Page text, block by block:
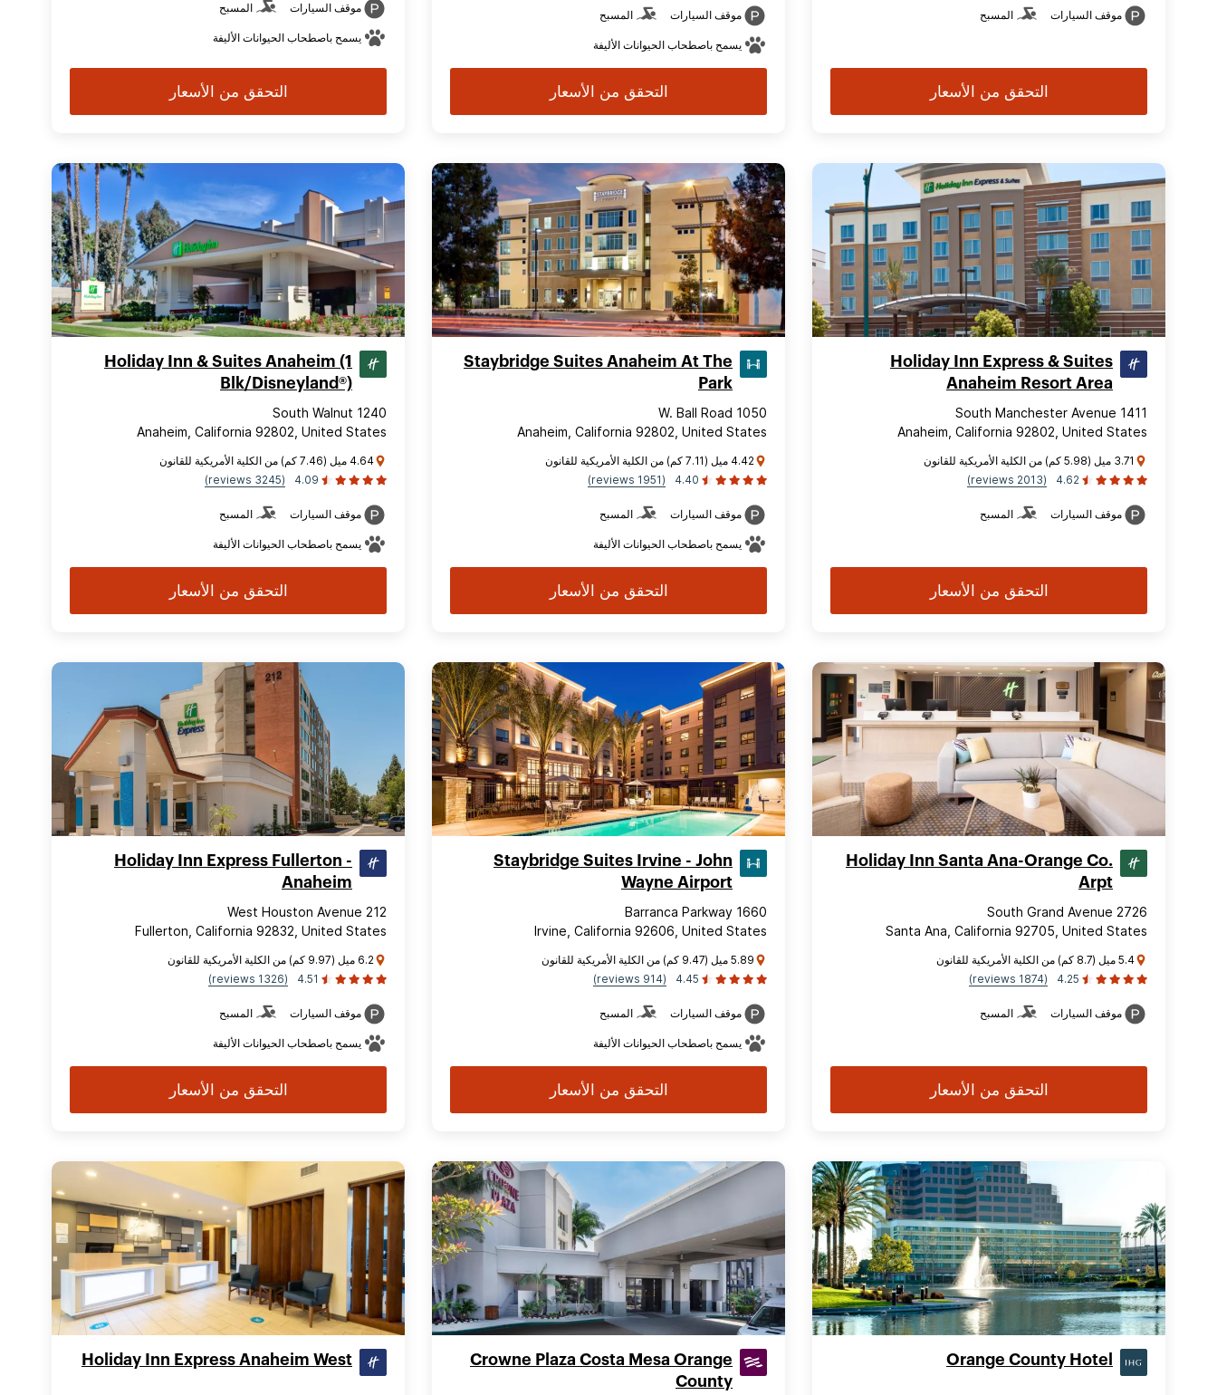
موقف السيارات المسبح
التحقق من الأسعار
موقف السيارات المسبح
يسمح باصطحاب الحيوانات الأليفة
التحقق من الأسعار
موقف السيارات المسبح
يسمح باصطحاب الحيوانات الأليفة
التحقق من الأسعار
Holiday Inn Express & Suites
Anaheim Resort Area
1411 South Manchester Avenue
Anaheim, California 92802, United States
3.71 ميل (5.98 كم) من الكلية الأمريكية للقانون
4.62
(2013 reviews)
موقف السيارات المسبح
التحقق من الأسعار
Staybridge Suites Anaheim At The
Park
1050 W. Ball Road
Anaheim, California 92802, United States
4.42 ميل (7.11 كم) من الكلية الأمريكية للقانون
4.40
(1951 reviews)
موقف السيارات المسبح
يسمح باصطحاب الحيوانات الأليفة
التحقق من الأسعار
Holiday Inn & Suites Anaheim (1
Blk/Disneyland®)
1240 South Walnut
Anaheim, California 92802, United States
4.64 ميل (7.46 كم) من الكلية الأمريكية للقانون
4.09
(3245 reviews)
موقف السيارات المسبح
يسمح باصطحاب الحيوانات الأليفة
التحقق من الأسعار
Holiday Inn Santa Ana-Orange Co.
Arpt
2726 South Grand Avenue
Santa Ana, California 92705, United States
5.4 ميل (8.7 كم) من الكلية الأمريكية للقانون
4.25
(1874 reviews)
موقف السيارات المسبح
التحقق من الأسعار
Staybridge Suites Irvine - John
Wayne Airport
1660 Barranca Parkway
Irvine, California 92606, United States
5.89 ميل (9.47 كم) من الكلية الأمريكية للقانون
4.45
(914 reviews)
موقف السيارات المسبح
يسمح باصطحاب الحيوانات الأليفة
التحقق من الأسعار
Holiday Inn Express Fullerton -
Anaheim
212 West Houston Avenue
Fullerton, California 92832, United States
6.2 ميل (9.97 كم) من الكلية الأمريكية للقانون
4.51
(1326 reviews)
موقف السيارات المسبح
يسمح باصطحاب الحيوانات الأليفة
التحقق من الأسعار
Orange County Hotel
Crowne Plaza Costa Mesa Orange
County
Holiday Inn Express Anaheim West